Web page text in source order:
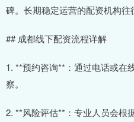
碑。长期稳定运营的配资机构往
## 成都线下配资流程详解
1. **预约咨询**：通过电话或在
察。
2. **风险评估**：专业人员会根